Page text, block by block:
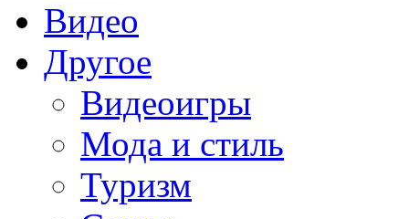
Видео
Другое
Видеоигры
Мода и стиль
Туризм